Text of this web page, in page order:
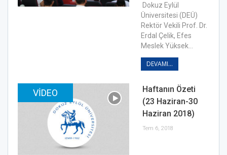
Dokuz Eylül
Üniversitesi (DEÜ)
Rektör Vekili Prof. Dr.
Erdal Çelik, Efes
Meslek Yüksek…
DEVAMI...
VIDEO
Haftanın Özeti
(23 Haziran-30
Haziran 2018)
Tem 6, 2018